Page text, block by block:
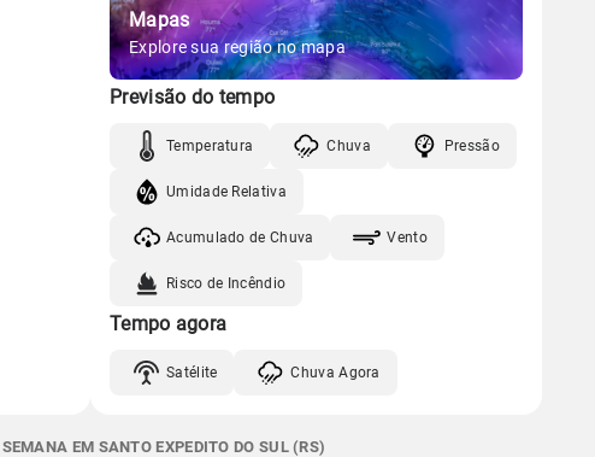
Mapas
Explore sua região no mapa
Previsão do tempo
Temperatura Chuva Pressão
Umidade Relativa
Acumulado de Chuva Vento
Risco de Incêndio
Tempo agora
Satélite Chuva Agora
EM SANTO EXPEDITO DO SUL (RS)